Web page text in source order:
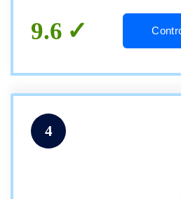
9.6
4